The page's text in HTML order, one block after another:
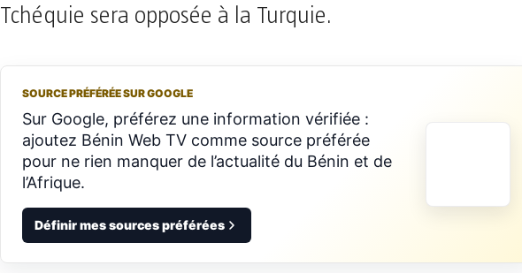
Tchéquie sera opposée à la Turquie.
SOURCE PRÉFÉRÉE SUR GOOGLE
Sur Google, préférez une information vérifiée :
ajoutez Bénin Web TV comme source préférée
pour ne rien manquer de l’actualité du Bénin et de
l’Afrique.
Définir mes sources préférées